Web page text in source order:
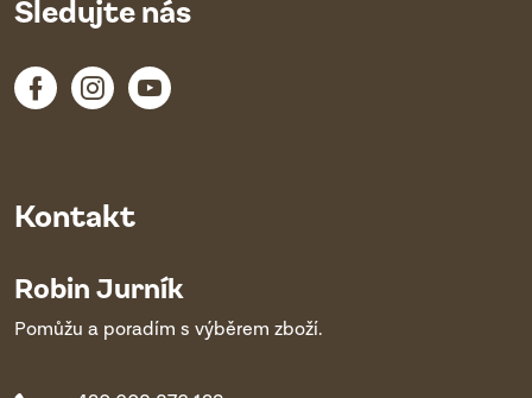
Kontakt
Robin Jurník
Pomůžu a poradím s výběrem zboží.
Sledujte nás